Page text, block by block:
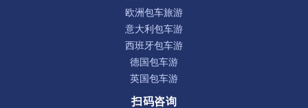
欧洲包车旅游
意大利包车游
西班牙包车游
德国包车游
英国包车游
扫码咨询